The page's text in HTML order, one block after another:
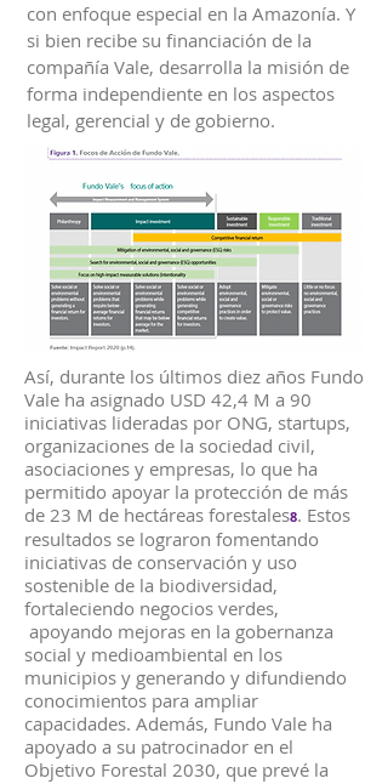
con enfoque especial en la Amazonía. Y
si bien recibe su financiación de la
compañía Vale, desarrolla la misión de
forma independiente en los aspectos
legal, gerencial y de gobierno.
Así, durante los últimos diez años Fundo
Vale ha asignado USD 42,4 M a 90
iniciativas lideradas por ONG, startups,
organizaciones de la sociedad civil,
asociaciones y empresas, lo que ha
permitido apoyar la protección de más
de 23 M de hectáreas forestales8. Estos
resultados se lograron fomentando
iniciativas de conservación y uso
sostenible de la biodiversidad,
fortaleciendo negocios verdes,
apoyando mejoras en la gobernanza
social y medioambiental en los
municipios y generando y difundiendo
conocimientos para ampliar
capacidades. Además, Fundo Vale ha
apoyado a su patrocinador en el
Objetivo Forestal 2030, que prevé la